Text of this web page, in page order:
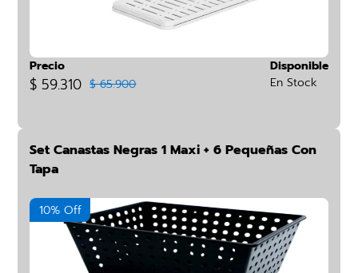
Precio
$ 59.310 $ 65.900
Disponible
En Stock
Set Canastas Negras 1 Maxi + 6 Pequeñas Con
Tapa
10% Off